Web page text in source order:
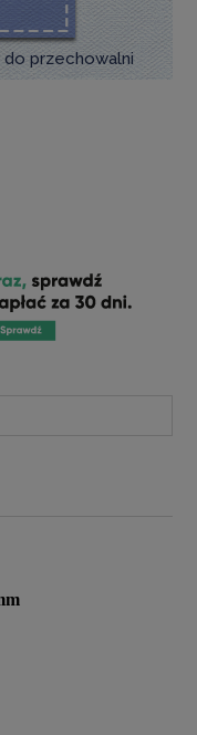
do przechowalni
płatności